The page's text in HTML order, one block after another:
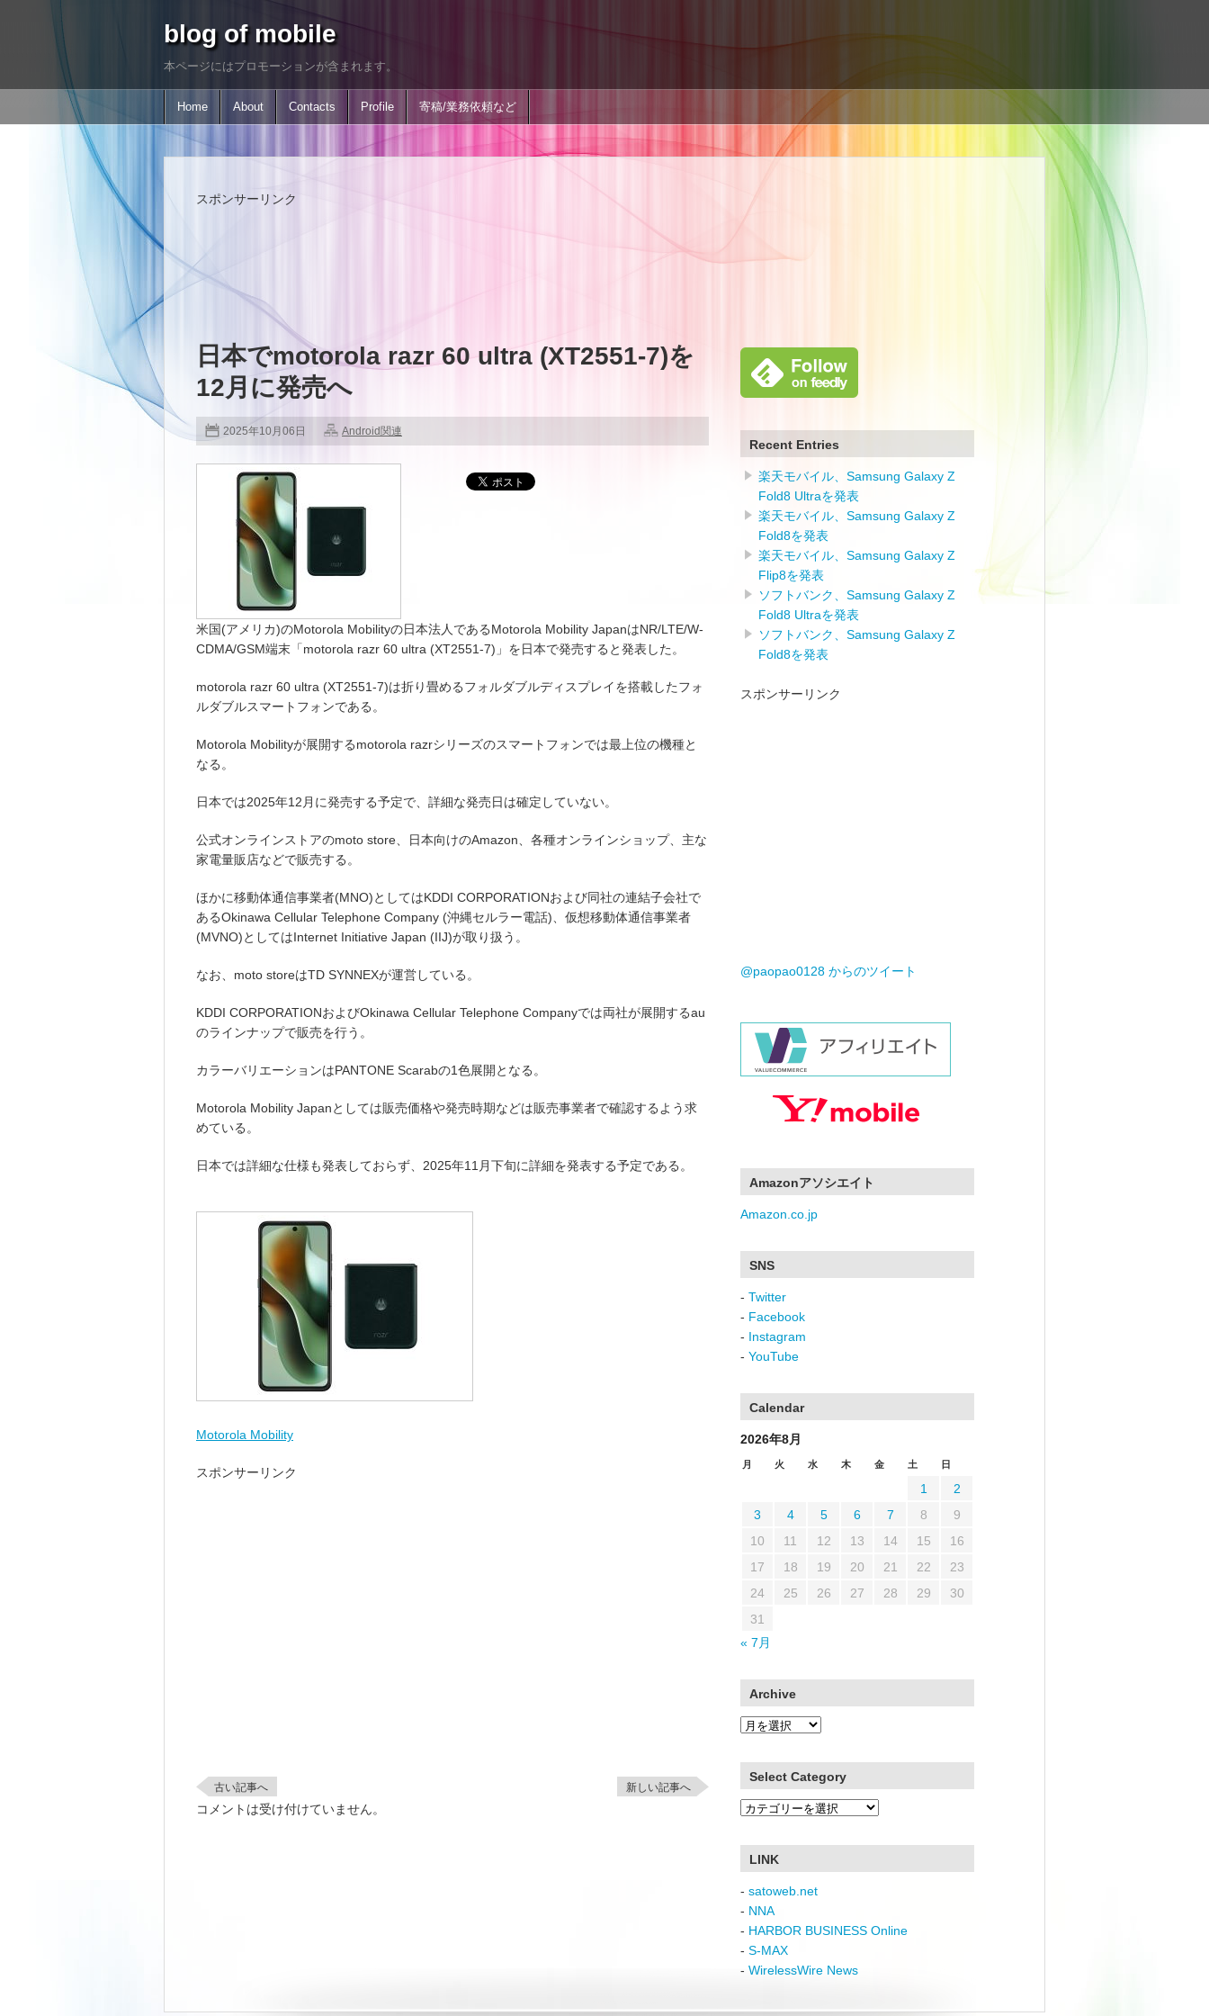
blog of mobile
本ページにはプロモーションが含まれます。
Home About Contacts Profile 寄稿/業務依頼など
スポンサーリンク
日本でmotorola razr 60 ultra (XT2551-7)を
12月に発売へ
2025年10月06日 Android関連
米国(アメリカ)のMotorola Mobilityの日本法人であるMotorola Mobility JapanはNR/LTE/W-
CDMA/GSM端末「motorola razr 60 ultra (XT2551-7)」を日本で発売すると発表した。
motorola razr 60 ultra (XT2551-7)は折り畳めるフォルダブルディスプレイを搭載したフォ
ルダブルスマートフォンである。
Motorola Mobilityが展開するmotorola razrシリーズのスマートフォンでは最上位の機種と
なる。
日本では2025年12月に発売する予定で、詳細な発売日は確定していない。
公式オンラインストアのmoto store、日本向けのAmazon、各種オンラインショップ、主な
家電量販店などで販売する。
ほかに移動体通信事業者(MNO)としてはKDDI CORPORATIONおよび同社の連結子会社で
あるOkinawa Cellular Telephone Company (沖縄セルラー電話)、仮想移動体通信事業者
(MVNO)としてはInternet Initiative Japan (IIJ)が取り扱う。
なお、moto storeはTD SYNNEXが運営している。
KDDI CORPORATIONおよびOkinawa Cellular Telephone Companyでは両社が展開するau
のラインナップで販売を行う。
カラーバリエーションはPANTONE Scarabの1色展開となる。
Motorola Mobility Japanとしては販売価格や発売時期などは販売事業者で確認するよう求
めている。
日本では詳細な仕様も発表しておらず、2025年11月下旬に詳細を発表する予定である。
Motorola Mobility
スポンサーリンク
古い記事へ 新しい記事へ
コメントは受け付けていません。
Recent Entries
楽天モバイル、Samsung Galaxy Z
Fold8 Ultraを発表
楽天モバイル、Samsung Galaxy Z
Fold8を発表
楽天モバイル、Samsung Galaxy Z
Flip8を発表
ソフトバンク、Samsung Galaxy Z
Fold8 Ultraを発表
ソフトバンク、Samsung Galaxy Z
Fold8を発表
スポンサーリンク
@paopao0128 からのツイート
Amazonアソシエイト
Amazon.co.jp
SNS
- Twitter
- Facebook
- Instagram
- YouTube
Calendar
2026年8月
月 火 水 木 金 土 日
1
2
3
4 5 6 7 8
9
10
11 12 13 14 15
16
17
18 19 20 21 22
23
24
25 26 27 28 29
30
31
« 7月
Archive
Archive
Select Category
Select
LINK
- satoweb.net
- NNA
- HARBOR BUSINESS Online
- S-MAX
- WirelessWire News